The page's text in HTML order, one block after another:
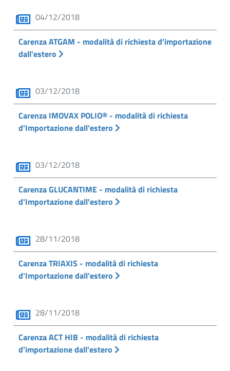
04/12/2018
Carenza ATGAM - modalità di richiesta d'importazione
dall'estero
03/12/2018
Carenza IMOVAX POLIO® - modalità di richiesta
d'Importazione dall'estero
03/12/2018
Carenza GLUCANTIME - modalità di richiesta
d'Importazione dall'estero
28/11/2018
Carenza TRIAXIS - modalità di richiesta
d'Importazione dall'estero
28/11/2018
Carenza ACT HIB - modalità di richiesta
d'importazione dall'estero